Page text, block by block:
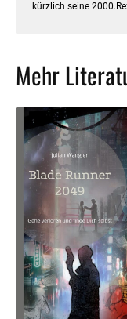
kürzlich seine
Mehr